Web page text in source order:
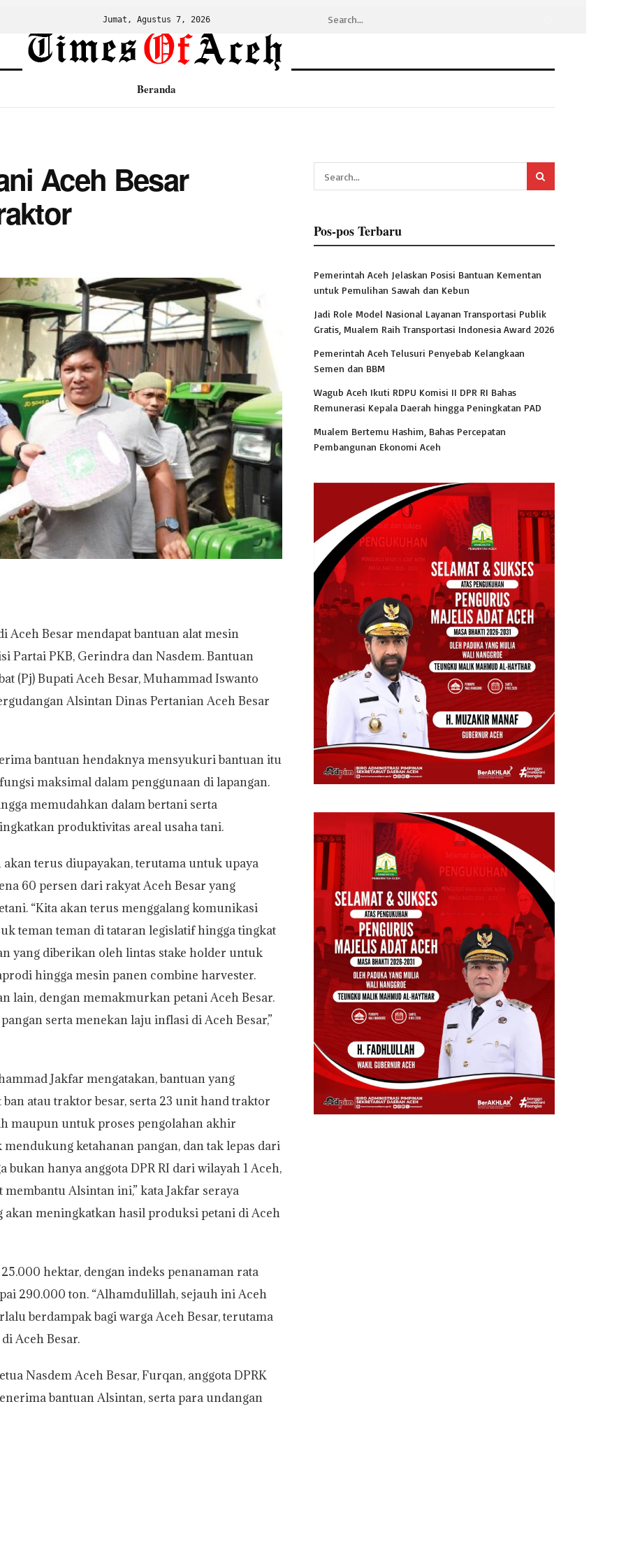
Jumat, Agustus 7, 2026
Beranda
Aceh Besar
Aceh Besar mendapat bantuan alat mesin
Partai PKB, Gerindra dan Nasdem. Bantuan
(Pj) Bupati Aceh Besar, Muhammad Iswanto
Alsintan Dinas Pertanian Aceh Besar
bantuan hendaknya mensyukuri bantuan itu
maksimal dalam penggunaan di lapangan.
memudahkan dalam bertani serta
produktivitas areal usaha tani.
terus diupayakan, terutama untuk upaya
60 persen dari rakyat Aceh Besar yang
“Kita akan terus menggalang komunikasi
teman teman di tataran legislatif hingga tingkat
yang diberikan oleh lintas stake holder untuk
hingga mesin panen combine harvester.
lain, dengan memakmurkan petani Aceh Besar.
serta menekan laju inflasi di Aceh Besar,”
Jakfar mengatakan, bantuan yang
atau traktor besar, serta 23 unit hand traktor
maupun untuk proses pengolahan akhir
ketahanan pangan, dan tak lepas dari
hanya anggota DPR RI dari wilayah 1 Aceh,
Alsintan ini,” kata Jakfar seraya
akan meningkatkan hasil produksi petani di Aceh
hektar, dengan indeks penanaman rata
290.000 ton. “Alhamdulillah, sejauh ini Aceh
berdampak bagi warga Aceh Besar, terutama
Aceh Besar.
Nasdem Aceh Besar, Furqan, anggota DPRK
bantuan Alsintan, serta para undangan
Pos-pos Terbaru
Pemerintah Aceh Jelaskan Posisi Bantuan Kementan
untuk Pemulihan Sawah dan Kebun
Jadi Role Model Nasional Layanan Transportasi Publik
Gratis, Mualem Raih Transportasi Indonesia Award 2026
Pemerintah Aceh Telusuri Penyebab Kelangkaan
Semen dan BBM
Wagub Aceh Ikuti RDPU Komisi II DPR RI Bahas
Remunerasi Kepala Daerah hingga Peningkatan PAD
Mualem Bertemu Hashim, Bahas Percepatan
Pembangunan Ekonomi Aceh